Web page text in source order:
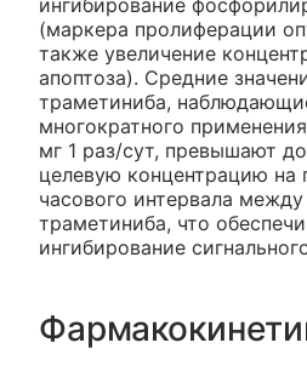
ингибирование
(маркера пролиферации
также увеличение
апоптоза). Средние
траметиниба,
многократного
мг 1 раз/сут, превышают
целевую концентрацию на
часового интервала
траметиниба, что
ингибирование